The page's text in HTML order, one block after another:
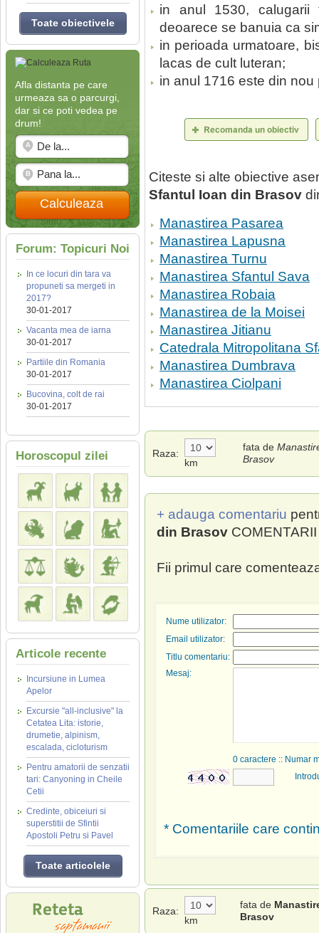
Toate obiectivele
Afla distanta pe care
urmeaza sa o parcurgi,
dar si ce poti vedea pe
drum!
Calculeaza
Forum: Topicuri Noi
In ce locuri din tara va
propuneti sa mergeti in
2017?
30-01-2017
Vacanta mea de iarna
30-01-2017
Partiile din Romania
30-01-2017
Bucovina, colt de rai
30-01-2017
Horoscopul zilei
Articole recente
Incursiune in Lumea
Apelor
Excursie "all-inclusive" la
Cetatea Lita: istorie,
drumetie, alpinism,
escalada, cicloturism
Pentru amatorii de senzatii
tari: Canyoning in Cheile
Cetii
Credinte, obiceiuri si
superstitii de Sfintii
Apostoli Petru si Pavel
Toate articolele
in anul 1530, calugarii
deoarece se banuia ca
in perioada urmatoare,
lacas de cult luteran;
in anul 1716 este din
Citeste si alte obiective
Sfantul Ioan din Brasov
Manastirea Pasarea
Manastirea Lapusna
Manastirea Turnu
Manastirea Sfantul Sava
Manastirea Robaia
Manastirea de la Moisei
Manastirea Jitianu
Catedrala Mitropolitana
Manastirea Dumbrava
Manastirea Ciolpani
Raza:
km
fata de
Brasov
+ adauga comentariu
din Brasov
Fii primul care
Nume utilizator:
Email utilizator:
Titlu comentariu:
Mesaj:
0 caractere :: Numar
* Comentariile care
Raza:
km
fata de
Brasov